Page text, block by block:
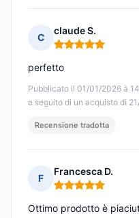
C
claude S.
Nota: 5 su 5
Pubblicato il 01/01/2026 à
a seguito di un acquisto di
perfetto
Recensione tradotta
F
Francesca D.
Nota: 5 su 5
Ottimo prodotto è